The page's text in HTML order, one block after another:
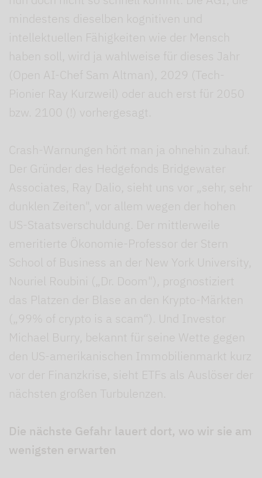
mindestens dieselben kognitiven und
intellektuellen Fähigkeiten wie der Mensch
haben soll, wird ja wahlweise für dieses Jahr
(Open AI-Chef Sam Altman), 2029 (Tech-
Pionier Ray Kurzweil) oder auch erst für 2050
bzw. 2100 (!) vorhergesagt.
Crash-Warnungen hört man ja ohnehin zuhauf.
Der Gründer des Hedgefonds Bridgewater
Associates, Ray Dalio, sieht uns vor „sehr, sehr
dunklen Zeiten", vor allem wegen der hohen
US-Staatsverschuldung. Der mittlerweile
emeritierte Ökonomie-Professor der Stern
School of Business an der New York University,
Nouriel Roubini („Dr. Doom"), prognostiziert
das Platzen der Blase an den Krypto-Märkten
(„99% of crypto is a scam“). Und Investor
Michael Burry, bekannt für seine Wette gegen
den US-amerikanischen Immobilienmarkt kurz
vor der Finanzkrise, sieht ETFs als Auslöser der
nächsten großen Turbulenzen.
Die nächste Gefahr lauert dort, wo wir sie am
wenigsten erwarten